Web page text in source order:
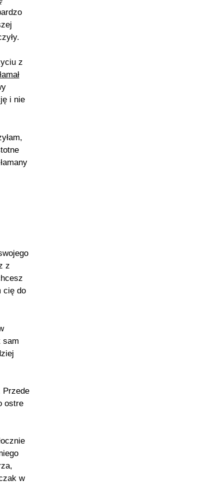
z
i nie
z
cię do
sam
Przede
ostre
w